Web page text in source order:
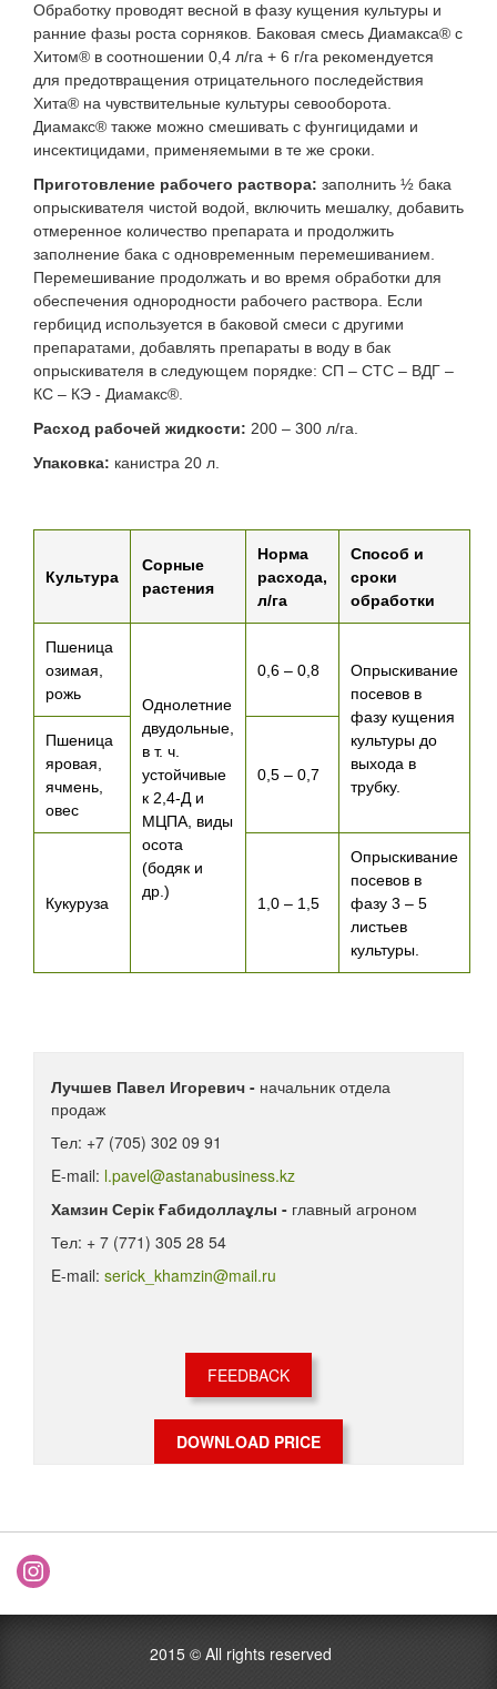
Обработку проводят весной в фазу кущения культуры и
ранние фазы роста сорняков. Баковая смесь Диамакса® с
Хитом® в соотношении 0,4 л/га + 6 г/га рекомендуется
для предотвращения отрицательного последействия
Хита® на чувствительные культуры севооборота.
Диамакс® также можно смешивать с фунгицидами и
инсектицидами, применяемыми в те же сроки.
Приготовление рабочего раствора: заполнить ½ бака
опрыскивателя чистой водой, включить мешалку, добавить
отмеренное количество препарата и продолжить
заполнение бака с одновременным перемешиванием.
Перемешивание продолжать и во время обработки для
обеспечения однородности рабочего раствора. Если
гербицид используется в баковой смеси с другими
препаратами, добавлять препараты в воду в бак
опрыскивателя в следующем порядке: СП – СТС – ВДГ –
КС – КЭ - Диамакс®.
Расход рабочей жидкости: 200 – 300 л/га.
Упаковка: канистра 20 л.
Культура
Сорные
растения
Норма
расхода,
л/га
Способ и
сроки
обработки
Пшеница
озимая,
рожь
Однолетние
двудольные,
в т. ч.
устойчивые
к 2,4-Д и
МЦПА, виды
осота
(бодяк и
др.)
0,6 – 0,8
Опрыскивание
посевов в
фазу кущения
культуры до
выхода в
трубку.
Пшеница
яровая,
ячмень,
овес
0,5 – 0,7
Кукуруза 1,0 – 1,5
Опрыскивание
посевов в
фазу 3 – 5
листьев
культуры.
Лучшев Павел Игоревич - начальник отдела
продаж
Тел: +7 (705) 302 09 91
E-mail: l.pavel@astanabusiness.kz
Хамзин Серік Ғабидоллаұлы - главный агроном
Тел: + 7 (771) 305 28 54
E-mail: serick_khamzin@mail.ru
FEEDBACK
DOWNLOAD PRICE
2015 © All rights reserved